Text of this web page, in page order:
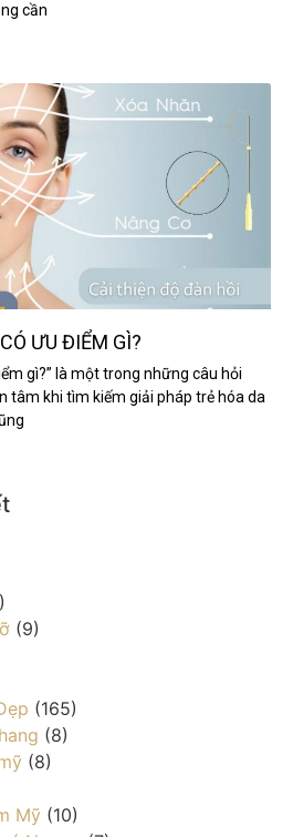
cần
ƯU ĐIỂM GÌ?
gì?” là một trong những câu hỏi
tâm khi tìm kiếm giải pháp trẻ hóa da
(9)
(165)
(8)
(8)
Mỹ (10)